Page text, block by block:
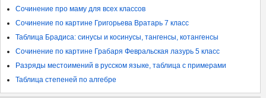
Сочинение про маму для всех классов
Сочинение по картине Григорьева Вратарь 7 класс
Таблица Брадиса: синусы и косинусы, тангенсы, котангенсы
Сочинение по картине Грабаря Февральская лазурь 5 класс
Разряды местоимений в русском языке, таблица с примерами
Таблица степеней по алгебре